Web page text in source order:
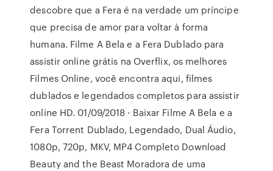
descobre que a Fera é na verdade um príncipe
que precisa de amor para voltar à forma
humana. Filme A Bela e a Fera Dublado para
assistir online grátis na Overflix, os melhores
Filmes Online, você encontra aqui, filmes
dublados e legendados completos para assistir
online HD. 01/09/2018 · Baixar Filme A Bela e a
Fera Torrent Dublado, Legendado, Dual Áudio,
1080p, 720p, MKV, MP4 Completo Download
Beauty and the Beast Moradora de uma